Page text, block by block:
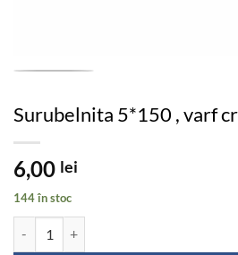
Surubelnita 5*150 , varf
6,00 lei
144 în stoc